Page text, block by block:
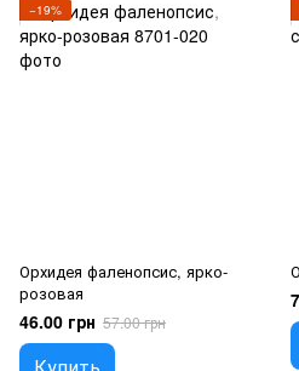
−19%
Орхидея фаленопсис, ярко-
розовая
46.00 грн 57.00 грн